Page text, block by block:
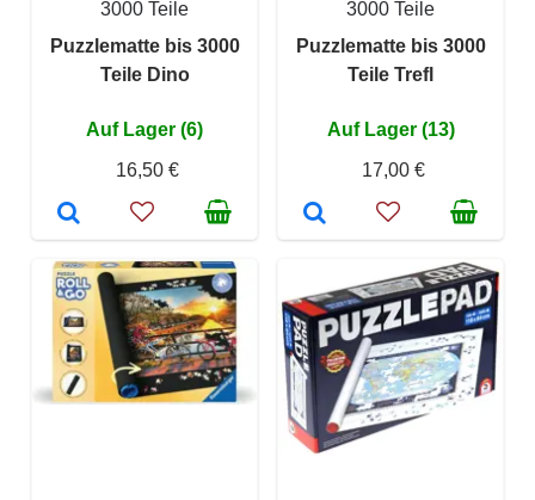
3000 Teile
Puzzlematte bis 3000
Teile Dino
Auf Lager (6)
16,50 €
3000 Teile
Puzzlematte bis 3000
Teile Trefl
Auf Lager (13)
17,00 €